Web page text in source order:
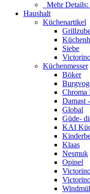
Mehr Details:
Haushalt
Küchenartikel
Siebe
Küchenmesser
Böker
Chroma
Damast
Global
Güde-
KAI
Klaas
Nesmuk
Opinel